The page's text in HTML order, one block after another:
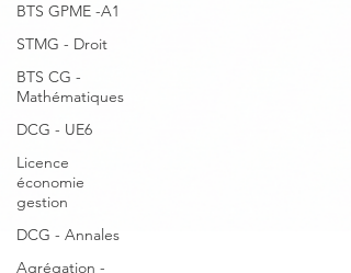
BTS GPME -A1
STMG - Droit
BTS CG -
Mathématiques
DCG - UE6
Licence
économie
gestion
DCG - Annales
Agrégation -